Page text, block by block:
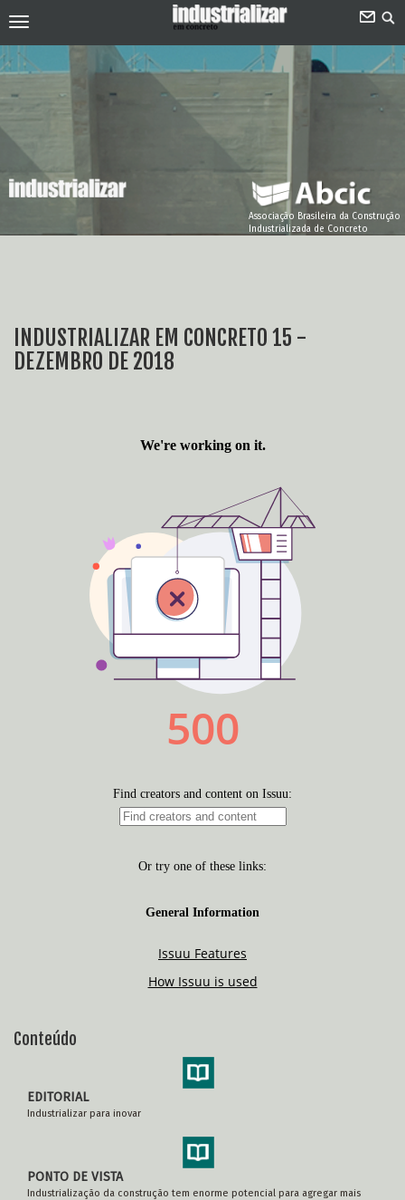
Associação Brasileira da Construção
Industrializada de Concreto
INDUSTRIALIZAR EM CONCRETO 15 -
DEZEMBRO DE 2018
Conteúdo
EDITORIAL
Industrializar para inovar
PONTO DE VISTA
Industrialização da construção tem enorme potencial para agregar mais